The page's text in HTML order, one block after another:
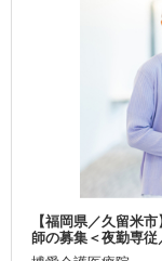
【福岡県／久留米
師の募集＜夜勤専従